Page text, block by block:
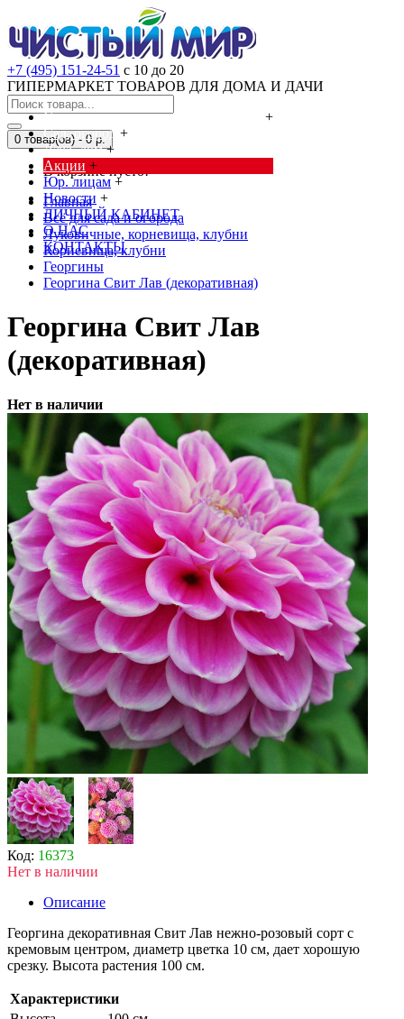
+7 (495) 151-24-51 с 10 до 20
ГИПЕРМАРКЕТ ТОВАРОВ ДЛЯ ДОМА И ДАЧИ
Cредства от насекомых и грызунов
+
Сад, огород +
Дача, дом +
Акции +
Юр. лицам +
Новости +
ЛИЧНЫЙ КАБИНЕТ
О НАС
КОНТАКТЫ
0 товар(ов) - 0 р.
В корзине пусто!
Главная
Всё для сада и огорода
Луковичные, корневища, клубни
Корневища, клубни
Георгины
Георгина Свит Лав (декоративная)
Георгина Свит Лав
(декоративная)
Нет в наличии
Код: 16373
Нет в наличии
Описание
Георгина декоративная Свит Лав нежно-розовый сорт с
кремовым центром, диаметр цветка 10 см, дает хорошую
срезку. Высота растения 100 см.
Характеристики